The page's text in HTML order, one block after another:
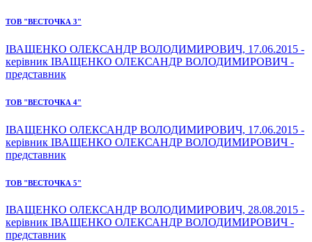
ТОВ "ВЕСТОЧКА 3"
ІВАЩЕНКО ОЛЕКСАНДР ВОЛОДИМИРОВИЧ, 17.06.2015 -
керівник ІВАЩЕНКО ОЛЕКСАНДР ВОЛОДИМИРОВИЧ -
представник
ТОВ "ВЕСТОЧКА 4"
ІВАЩЕНКО ОЛЕКСАНДР ВОЛОДИМИРОВИЧ, 17.06.2015 -
керівник ІВАЩЕНКО ОЛЕКСАНДР ВОЛОДИМИРОВИЧ -
представник
ТОВ "ВЕСТОЧКА 5"
ІВАЩЕНКО ОЛЕКСАНДР ВОЛОДИМИРОВИЧ, 28.08.2015 -
керівник ІВАЩЕНКО ОЛЕКСАНДР ВОЛОДИМИРОВИЧ -
представник